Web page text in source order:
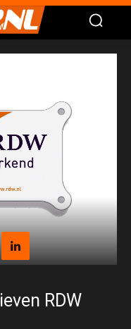
RDW